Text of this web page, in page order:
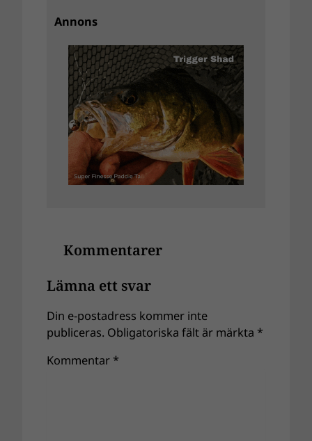
Annons
Kommentarer
Lämna ett svar
Din e-postadress kommer inte
publiceras. Obligatoriska fält är märkta *
Kommentar *